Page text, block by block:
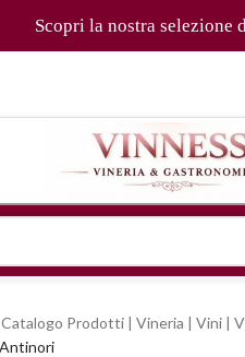
la nostra selezione di vini,
Catalogo Prodotti| Vineria | Vini|